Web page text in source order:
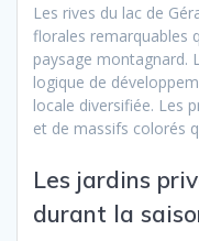
Les rives du lac de
florales remarquables
paysage montagnard.
logique de
locale diversifiée. Les
et de massifs colorés
Les jardins
durant la